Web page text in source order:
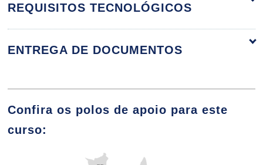
do Relatório
REQUISITOS TECNOLÓGICOS
ENTREGA DE DOCUMENTOS
Confira os polos de apoio para este
curso: